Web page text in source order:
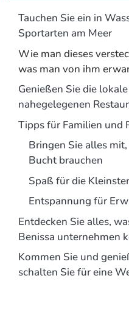
Tauchen Sie ein in
Sportarten am Meer
Wie man dieses
was man von ihm
Genießen Sie die
nahegelegenen
Tipps für Familien und
Bringen Sie alles
Bucht brauchen
Spaß für die
Entspannung für
Entdecken Sie alles,
Benissa unternehmen
Kommen Sie und
schalten Sie für eine